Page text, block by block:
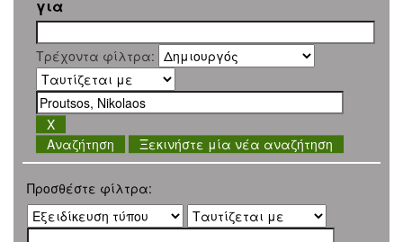
για
Τρέχοντα φίλτρα:
Ξεκινήστε μία νέα αναζήτηση
Προσθέστε φίλτρα: